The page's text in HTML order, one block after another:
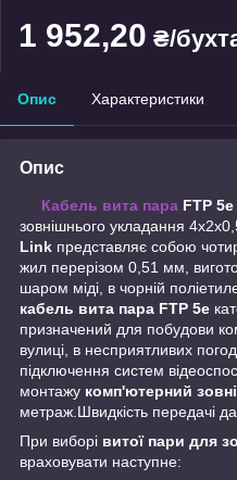
1 952,20 ₴/
Опис Характеристики
Опис
Кабель вита пара FTP 5e
зовнішнього укладання
Link представляє собою
жил перерізом 0,51 мм,
шаром міді, в чорній
кабель вита пара FTP 5e
призначений для побудови
вулиці, в несприятливих
підключення систем
монтажу комп'ютерний
метраж.Швидкість передачі
При виборі витої пари для
враховувати наступне: